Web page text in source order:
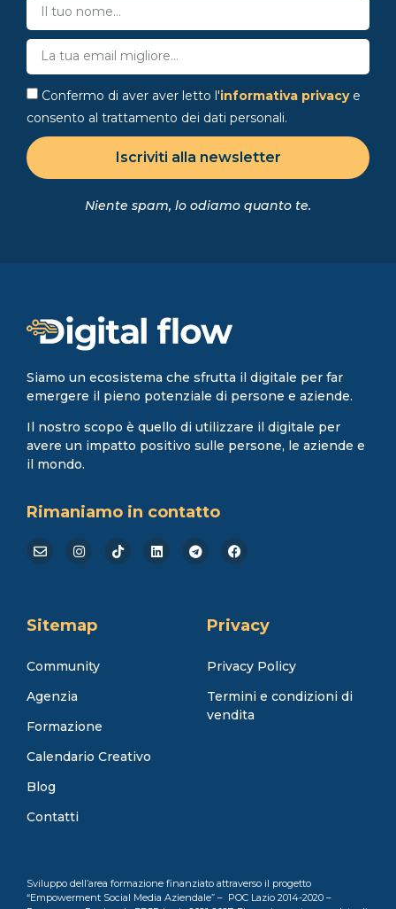
Confermo di aver aver letto l'informativa privacy e
consento al trattamento dei dati personali.
Iscriviti alla newsletter
Niente spam, lo odiamo quanto te.
Siamo un ecosistema che sfrutta il digitale per far
emergere il pieno potenziale di persone e aziende.
Il nostro scopo è quello di utilizzare il digitale per
avere un impatto positivo sulle persone, le aziende e
il mondo.
Rimaniamo in contatto
Sitemap
Community
Agenzia
Formazione
Calendario Creativo
Blog
Contatti
Privacy
Privacy Policy
Termini e condizioni di
vendita
Sviluppo dell’area formazione finanziato attraverso il progetto
“Empowerment Social Media Aziendale” – POC Lazio 2014-2020 –